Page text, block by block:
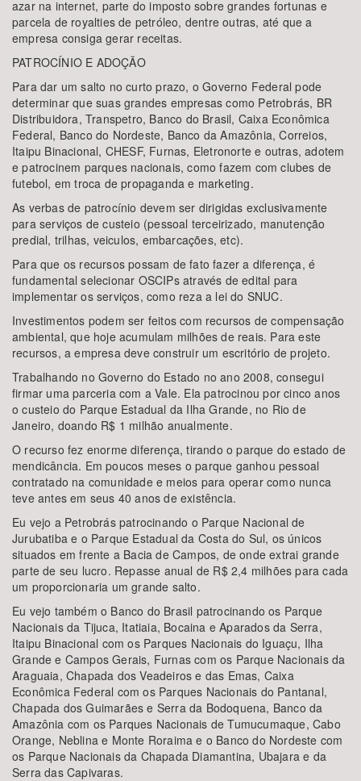
azar na internet, parte do imposto sobre grandes fortunas e
parcela de royalties de petróleo, dentre outras, até que a
empresa consiga gerar receitas.
PATROCÍNIO E ADOÇÃO
Para dar um salto no curto prazo, o Governo Federal pode
determinar que suas grandes empresas como Petrobrás, BR
Distribuidora, Transpetro, Banco do Brasil, Caixa Econômica
Federal, Banco do Nordeste, Banco da Amazônia, Correios,
Itaipu Binacional, CHESF, Furnas, Eletronorte e outras, adotem
e patrocinem parques nacionais, como fazem com clubes de
futebol, em troca de propaganda e marketing.
As verbas de patrocínio devem ser dirigidas exclusivamente
para serviços de custeio (pessoal terceirizado, manutenção
predial, trilhas, veiculos, embarcações, etc).
Para que os recursos possam de fato fazer a diferença, é
fundamental selecionar OSCIPs através de edital para
implementar os serviços, como reza a lei do SNUC.
Investimentos podem ser feitos com recursos de compensação
ambiental, que hoje acumulam milhões de reais. Para este
recursos, a empresa deve construir um escritório de projeto.
Trabalhando no Governo do Estado no ano 2008, consegui
firmar uma parceria com a Vale. Ela patrocinou por cinco anos
o custeio do Parque Estadual da Ilha Grande, no Rio de
Janeiro, doando R$ 1 milhão anualmente.
O recurso fez enorme diferença, tirando o parque do estado de
mendicância. Em poucos meses o parque ganhou pessoal
contratado na comunidade e meios para operar como nunca
teve antes em seus 40 anos de existência.
Eu vejo a Petrobrás patrocinando o Parque Nacional de
Jurubatiba e o Parque Estadual da Costa do Sul, os únicos
situados em frente a Bacia de Campos, de onde extrai grande
parte de seu lucro. Repasse anual de R$ 2,4 milhões para cada
um proporcionaria um grande salto.
Eu vejo também o Banco do Brasil patrocinando os Parque
Nacionais da Tijuca, Itatiaia, Bocaina e Aparados da Serra,
Itaipu Binacional com os Parques Nacionais do Iguaçu, Ilha
Grande e Campos Gerais, Furnas com os Parque Nacionais da
Araguaia, Chapada dos Veadeiros e das Emas, Caixa
Econômica Federal com os Parques Nacionais do Pantanal,
Chapada dos Guimarães e Serra da Bodoquena, Banco da
Amazônia com os Parques Nacionais de Tumucumaque, Cabo
Orange, Neblina e Monte Roraima e o Banco do Nordeste com
os Parque Nacionais da Chapada Diamantina, Ubajara e da
Serra das Capivaras.